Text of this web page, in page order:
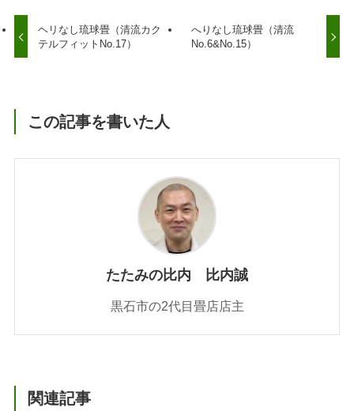
ヘリなし琉球畳（清流カク
テルフィットNo.17）
へりなし琉球畳（清流
No.6&No.15）
この記事を書いた人
たたみの比内 比内誠
黒石市の2代目畳店店主
関連記事